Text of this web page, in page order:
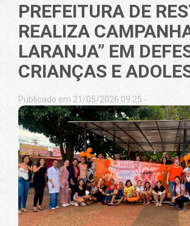
PREFEITURA DE
REALIZA
LARANJA” EM
CRIANÇAS E
Publicado em 21/05/2026 09:25 -